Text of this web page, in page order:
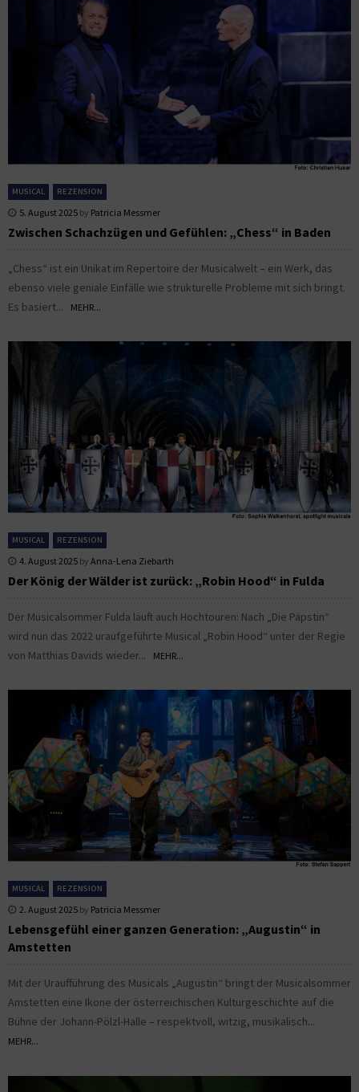
MUSICAL REZENSION
5. August 2025 by Patricia Messmer
Zwischen Schachzügen und Gefühlen: „Chess“ in Baden
„Chess“ ist ein Unikat im Repertoire der Musicalwelt – ein Werk, das
ebenso viele geniale Einfälle wie strukturelle Probleme mit sich bringt.
Es basiert...
MEHR...
MUSICAL REZENSION
4. August 2025 by Anna-Lena Ziebarth
Der König der Wälder ist zurück: „Robin Hood“ in Fulda
Der Musicalsommer Fulda läuft auch Hochtouren: Nach „Die Päpstin“
wird nun das 2022 uraufgeführte Musical „Robin Hood“ unter der Regie
von Matthias Davids wieder...
MEHR...
MUSICAL REZENSION
2. August 2025 by Patricia Messmer
Lebensgefühl einer ganzen Generation: „Augustin“ in
Amstetten
Mit der Uraufführung des Musicals „Augustin“ bringt der Musicalsommer
Amstetten eine Ikone der österreichischen Kulturgeschichte auf die
Bühne der Johann-Pölzl-Halle – respektvoll, witzig, musikalisch...
MEHR...